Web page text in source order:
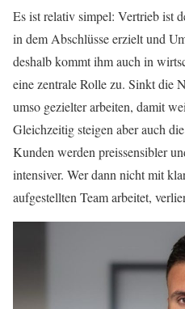
Es ist relativ simpel: Vertrieb ist
in dem Abschlüsse erzielt und
deshalb kommt ihm auch in
eine zentrale Rolle zu. Sinkt die
umso gezielter arbeiten, damit
Gleichzeitig steigen aber auch
Kunden werden preissensibler
intensiver. Wer dann nicht mit
aufgestellten Team arbeitet,